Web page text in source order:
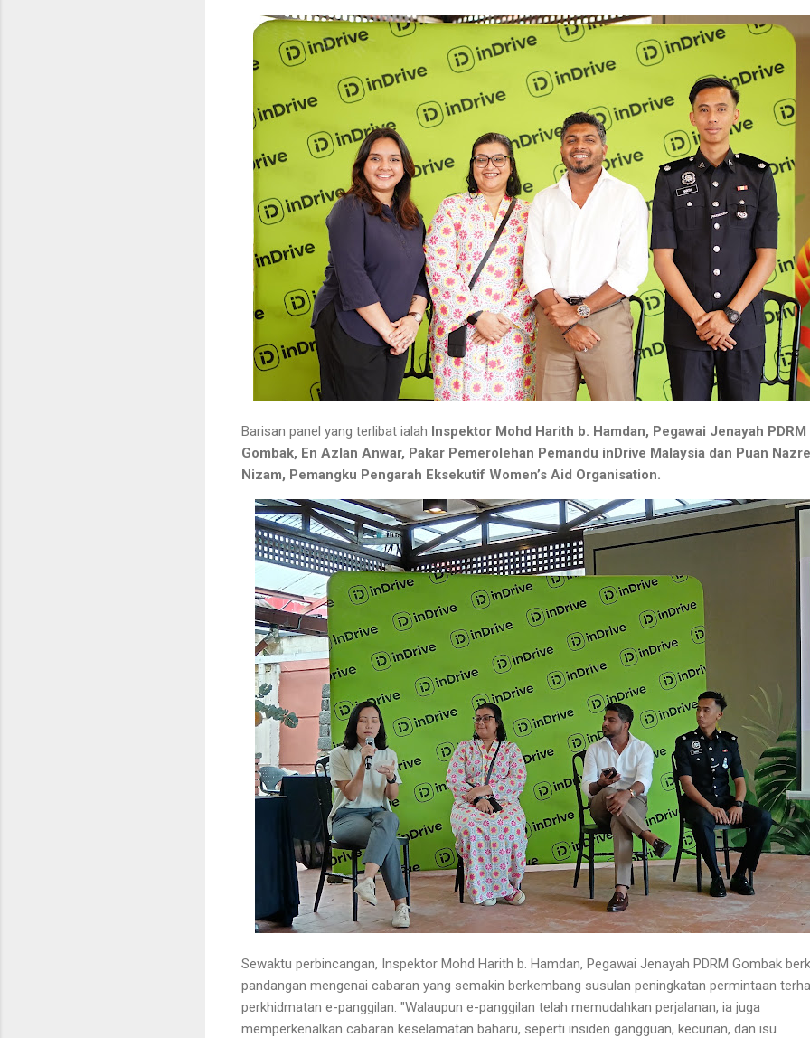
Barisan panel yang terlibat ialah Inspektor Mohd Harith b. Hamdan, Pegawai Jenayah PDRM
Gombak, En Azlan Anwar, Pakar Pemerolehan Pemandu inDrive Malaysia dan Puan
Nizam, Pemangku Pengarah Eksekutif Women’s Aid Organisation.
Sewaktu perbincangan, Inspektor Mohd Harith b. Hamdan, Pegawai Jenayah PDRM Gombak
pandangan mengenai cabaran yang semakin berkembang susulan peningkatan permintaan
perkhidmatan e-panggilan. "Walaupun e-panggilan telah memudahkan perjalanan, ia juga
memperkenalkan cabaran keselamatan baharu, seperti insiden gangguan, kecurian, dan isu